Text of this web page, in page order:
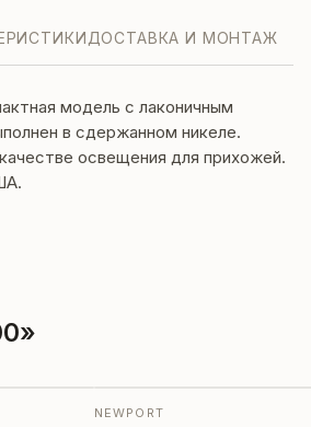
ДОСТАВКА И МОНТАЖ
модель с лаконичным
в сдержанном никеле.
освещения для прихожей.
NEWPORT